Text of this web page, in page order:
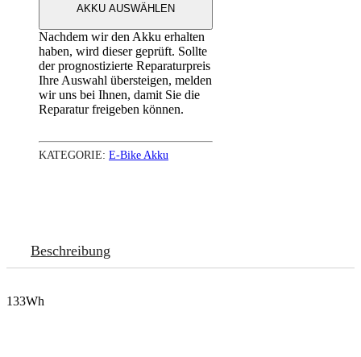
AKKU AUSWÄHLEN
Nachdem wir den Akku erhalten
haben, wird dieser geprüft. Sollte
der prognostizierte Reparaturpreis
Ihre Auswahl übersteigen, melden
wir uns bei Ihnen, damit Sie die
Reparatur freigeben können.
KATEGORIE: E-Bike Akku
Beschreibung
133Wh